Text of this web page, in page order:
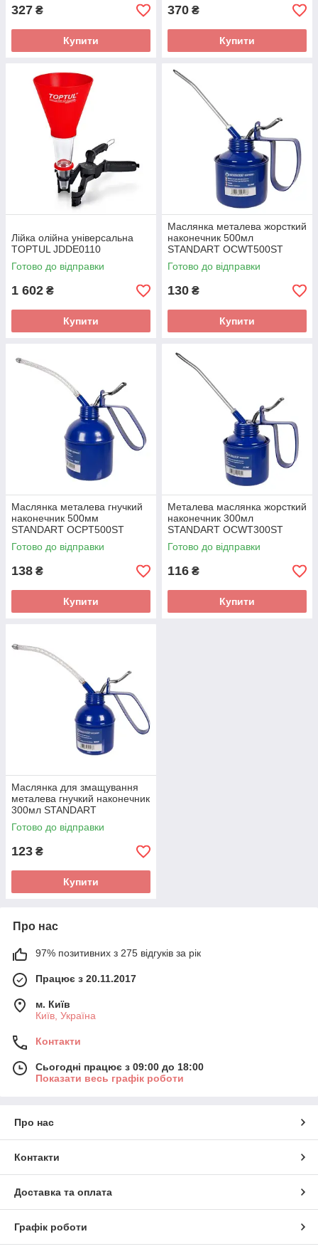
327 ₴
Купити
370 ₴
Купити
Лійка олійна універсальна
TOPTUL JDDE0110
Готово до відправки
1 602 ₴
Купити
Маслянка металева жорсткий
наконечник 500мл
STANDART OCWT500ST
Готово до відправки
130 ₴
Купити
Маслянка металева гнучкий
наконечник 500мм
STANDART OCPT500ST
Готово до відправки
138 ₴
Купити
Металева маслянка жорсткий
наконечник 300мл
STANDART OCWT300ST
Готово до відправки
116 ₴
Купити
Маслянка для змащування
металева гнучкий наконечник
300мл STANDART
OCPT300ST
Готово до відправки
123 ₴
Купити
Про нас
97% позитивних з 275 відгуків за рік
Працює з 20.11.2017
м. Київ
Київ, Україна
Контакти
Сьогодні працює з 09:00 до 18:00
Показати весь графік роботи
Про нас
Контакти
Доставка та оплата
Графік роботи